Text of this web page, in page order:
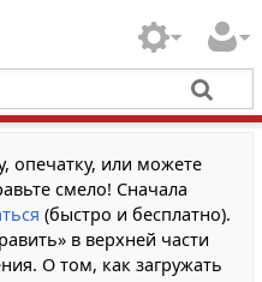
опечатку, или можете
смело! Сначала
(быстро и бесплатно).
в верхней части
О том, как загружать